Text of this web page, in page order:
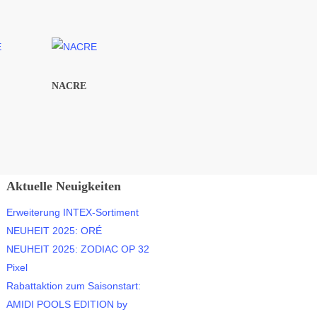
NACRE
Aktuelle Neuigkeiten
Erweiterung INTEX-Sortiment
NEUHEIT 2025: ORÉ
NEUHEIT 2025: ZODIAC OP 32
Pixel
Rabattaktion zum Saisonstart:
AMIDI POOLS EDITION by